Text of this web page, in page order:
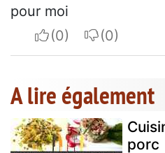
pour moi
I apreciateI do not
A lire également
porc